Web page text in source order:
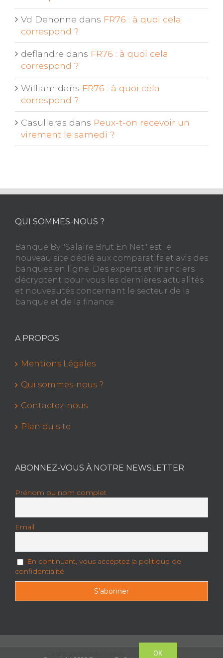
Vd Denonne dans FR76 : à quoi cela
correspond ?
deflandre dans FR76 : à quoi cela
correspond ?
William dans FR76 : à quoi cela
correspond ?
Casulleras dans Peux-t-on recevoir un
virement le samedi ?
QUI SOMMES-NOUS ?
Banque By "Salaire Brut En Net" est le
nouveau site dédié aux comparatifs et avis des
banques en ligne. Des experts et financiers
décryptent pour vous les dernières actualités
et nouveautés concernant le secteur de la
banque et de la finance.
A PROPOS
Mentions Légales
Qui sommes-nous ?
Contactez-nous
Plan du site
ABONNEZ-VOUS À NOTRE NEWSLETTER
Prénom ou nom complet
Email
En continuant, vous acceptez la politique de
confidentialité
OK